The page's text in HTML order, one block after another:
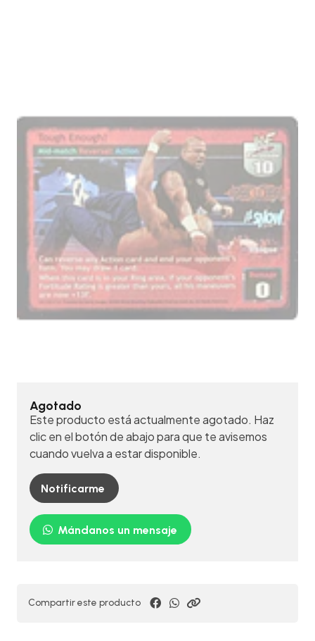
Agotado
Este producto está actualmente agotado. Haz
clic en el botón de abajo para que te avisemos
cuando vuelva a estar disponible.
Notificarme
Mándanos un mensaje
Compartir este producto